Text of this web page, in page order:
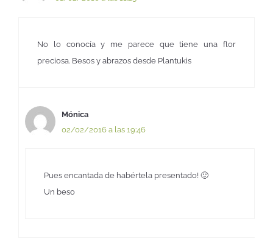
No lo conocía y me parece que tiene una flor
preciosa. Besos y abrazos desde Plantukis
Mónica
02/02/2016 a las 19:46
Pues encantada de habértela presentado! 🙂
Un beso